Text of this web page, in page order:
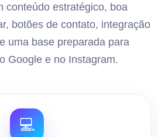
conteúdo estratégico, boa
botões de contato, integração
uma base preparada para
Google e no Instagram.
💻